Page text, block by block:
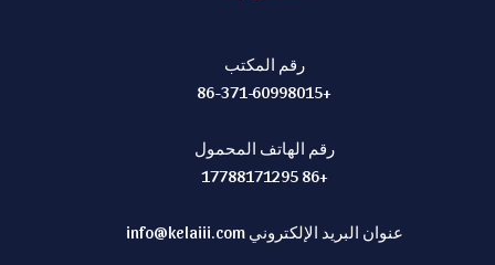
رقم المكتب
+86-371-60998015
رقم الهاتف المحمول
+86 17788171295
عنوان البريد الإلكترونيinfo@kelaiii.com